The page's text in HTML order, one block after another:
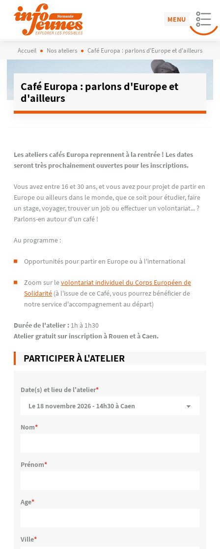
MENU
Accueil Nos ateliers Café Europa : parlons d'Europe et d'ailleurs
Café Europa : parlons d'Europe et
d'ailleurs
Les ateliers cafés Europa reprennent à la rentrée ! Les dates
seront très prochainement ouvertes pour les inscriptions.
Vous avez entre 16 et 30 ans, et vous avez pour projet de partir en
Europe ou ailleurs dans le monde, que ce soit pour étudier, faire
un stage, voyager, trouver un job ou effectuer un volontariat... ?
Parlons-en autour d'un café !
Au programme :
Opportunités pour partir en Europe ou à l'international
Zoom sur levolontariat individuel du Corps Européen de
Solidarité (à l'issue de ce Café, vous pourrez bénéficier de
notre service d'accompagnement au départ)
Durée de l'atelier : 1h à 1h30
Atelier gratuit sur inscription à Rouen et à Caen.
PARTICIPER À L'ATELIER
Date(s) et lieu de l'atelier
Nom
Prénom
Age
Ville